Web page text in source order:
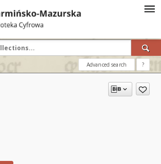
Advanced search ?